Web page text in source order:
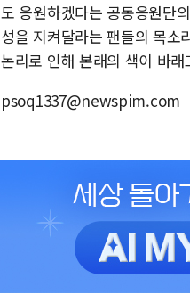
도 응원하겠다는 공동응원단
성을 지켜달라는 팬들의 목소
논리로 인해 본래의 색이 바래
psoq1337@newspim.com